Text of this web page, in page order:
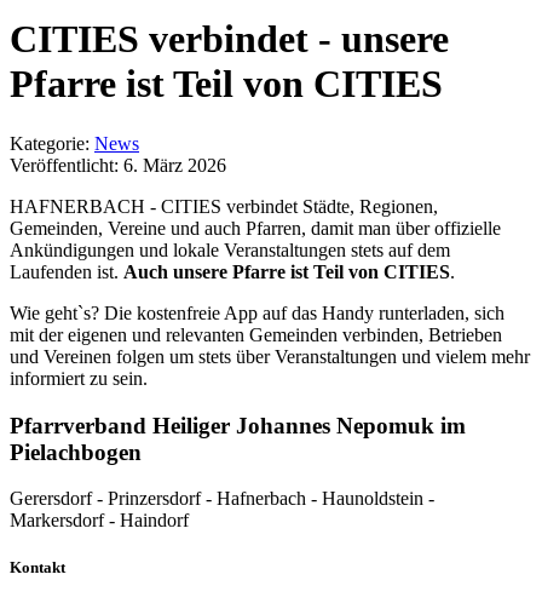
CITIES verbindet - unsere
Pfarre ist Teil von CITIES
Kategorie: News
Veröffentlicht: 6. März 2026
HAFNERBACH - CITIES verbindet Städte, Regionen,
Gemeinden, Vereine und auch Pfarren, damit man über offizielle
Ankündigungen und lokale Veranstaltungen stets auf dem
Laufenden ist. Auch unsere Pfarre ist Teil von CITIES.
Wie geht`s? Die kostenfreie App auf das Handy runterladen, sich
mit der eigenen und relevanten Gemeinden verbinden, Betrieben
und Vereinen folgen um stets über Veranstaltungen und vielem mehr
informiert zu sein.
Pfarrverband Heiliger Johannes Nepomuk im
Pielachbogen
Gerersdorf - Prinzersdorf - Hafnerbach - Haunoldstein -
Markersdorf - Haindorf
Kontakt